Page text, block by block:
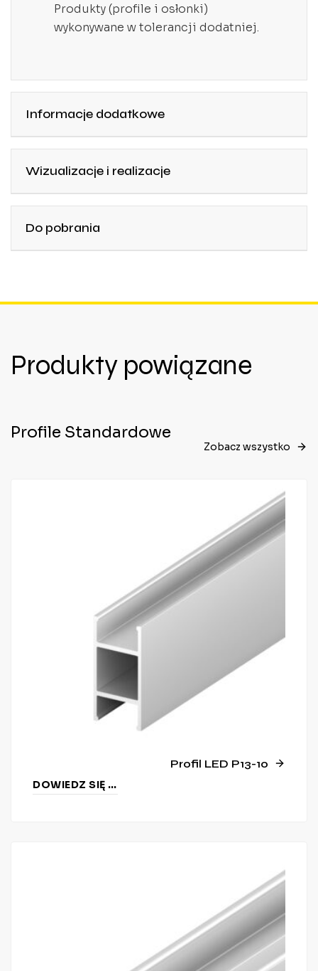
Produkty (profile i osłonki)
wykonywane w tolerancji dodatniej.
Informacje dodatkowe
Wizualizacje i realizacje
Do pobrania
Produkty powiązane
Profile Standardowe
Zobacz wszystko
Profil LED P13-10
DOWIEDZ SIĘ WIĘCEJ